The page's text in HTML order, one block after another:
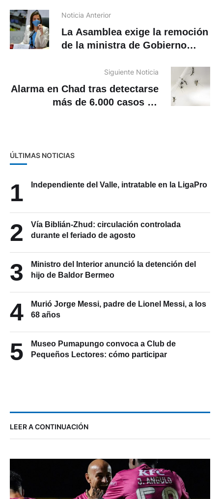
Noticia Anterior
La Asamblea exige la remoción
de la ministra de Gobierno
Siguiente Noticia
Alarma en Chad tras detectarse
más de 6.000 casos de
ÚLTIMAS NOTICIAS
1 Independiente del Valle, intratable en la LigaPro
2
Vía Biblián-Zhud: circulación controlada
durante el feriado de agosto
3
Ministro del Interior anunció la detención del
hijo de Baldor Bermeo
4
Murió Jorge Messi, padre de Lionel Messi, a los
68 años
5
Museo Pumapungo convoca a Club de
Pequeños Lectores: cómo participar
LEER A CONTINUACIÓN